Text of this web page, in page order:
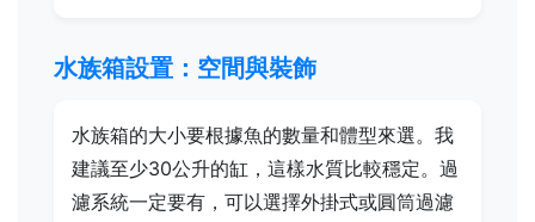
水族箱設置：空間與裝飾
水族箱的大小要根據魚的數量和體型來選。我
建議至少30公升的缸，這樣水質比較穩定。過
濾系統一定要有，可以選擇外掛式或圓筒過濾